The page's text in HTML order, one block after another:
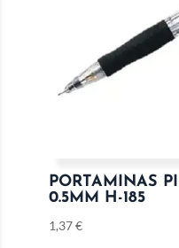
PORTAMINAS
0.5MM H-185
1,37€